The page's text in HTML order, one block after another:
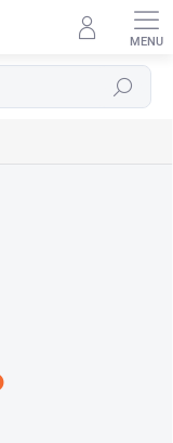
Keresés